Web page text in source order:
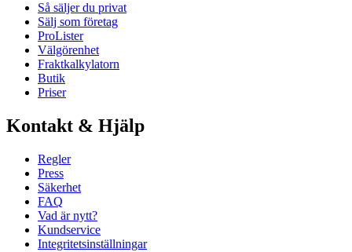
Så säljer du privat
Sälj som företag
ProLister
Välgörenhet
Fraktkalkylatorn
Butik
Priser
Kontakt & Hjälp
Regler
Press
Säkerhet
FAQ
Vad är nytt?
Kundservice
Integritetsinställningar